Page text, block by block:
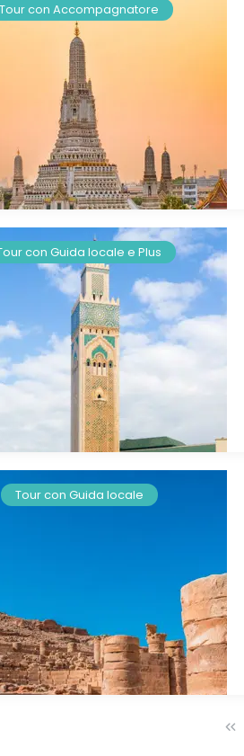
Tour con Accompagnatore
con Guida locale e Plus
Tour con Guida locale